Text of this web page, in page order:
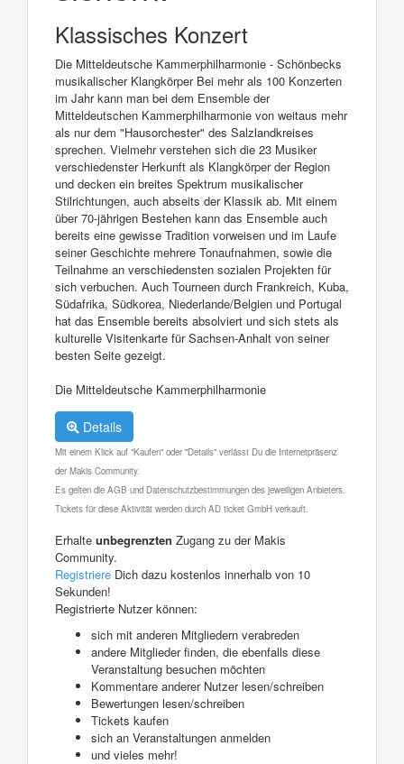
Klassisches Konzert
Die Mitteldeutsche Kammerphilharmonie - Schönbecks
musikalischer Klangkörper Bei mehr als 100 Konzerten
im Jahr kann man bei dem Ensemble der
Mitteldeutschen Kammerphilharmonie von weitaus mehr
als nur dem "Hausorchester" des Salzlandkreises
sprechen. Vielmehr verstehen sich die 23 Musiker
verschiedenster Herkunft als Klangkörper der Region
und decken ein breites Spektrum musikalischer
Stilrichtungen, auch abseits der Klassik ab. Mit einem
über 70-jährigen Bestehen kann das Ensemble auch
bereits eine gewisse Tradition vorweisen und im Laufe
seiner Geschichte mehrere Tonaufnahmen, sowie die
Teilnahme an verschiedensten sozialen Projekten für
sich verbuchen. Auch Tourneen durch Frankreich, Kuba,
Südafrika, Südkorea, Niederlande/Belgien und Portugal
hat das Ensemble bereits absolviert und sich stets als
kulturelle Visitenkarte für Sachsen-Anhalt von seiner
besten Seite gezeigt.
Die Mitteldeutsche Kammerphilharmonie
Details
Mit einem Klick auf "Kaufen" oder "Details" verlässt Du die Internetpräsenz
der Makis Community.
Es gelten die AGB und Datenschutzbestimmungen des jeweiligen Anbieters.
Tickets für diese Aktivität werden durch AD ticket GmbH verkauft.
Erhalte unbegrenzten Zugang zu der Makis
Community.
Registriere Dich dazu kostenlos innerhalb von 10
Sekunden!
Registrierte Nutzer können:
sich mit anderen Mitgliedern verabreden
andere Mitglieder finden, die ebenfalls diese
Veranstaltung besuchen möchten
Kommentare anderer Nutzer lesen/schreiben
Bewertungen lesen/schreiben
Tickets kaufen
sich an Veranstaltungen anmelden
und vieles mehr!